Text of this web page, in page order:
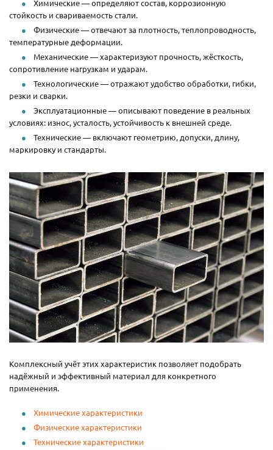
Химические — определяют состав, коррозионную
стойкость и свариваемость стали.
Физические — отвечают за плотность, теплопроводность,
температурные деформации.
Механические — характеризуют прочность, жёсткость,
сопротивление нагрузкам и ударам.
Технологические — отражают удобство обработки, гибки,
резки и сварки.
Эксплуатационные — описывают поведение в реальных
условиях: износ, усталость, устойчивость к внешней среде.
Технические — включают геометрию, допуски, длину,
маркировку и стандарты.
Комплексный учёт этих характеристик позволяет подобрать
надёжный и эффективный материал для конкретного
применения.
Химические характеристики
Физические характеристики
Технические характеристики